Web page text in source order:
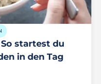
startest du
in den Tag